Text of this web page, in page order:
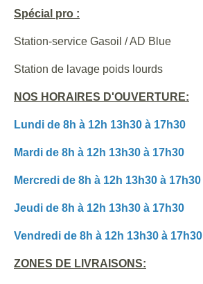
Spécial pro :
Station-service Gasoil / AD Blue
Station de lavage poids lourds
NOS HORAIRES D'OUVERTURE:
Lundi de 8h à 12h 13h30 à 17h30
Mardi de 8h à 12h 13h30 à 17h30
Mercredi de 8h à 12h 13h30 à 17h30
Jeudi de 8h à 12h 13h30 à 17h30
Vendredi de 8h à 12h 13h30 à 17h30
ZONES DE LIVRAISONS: